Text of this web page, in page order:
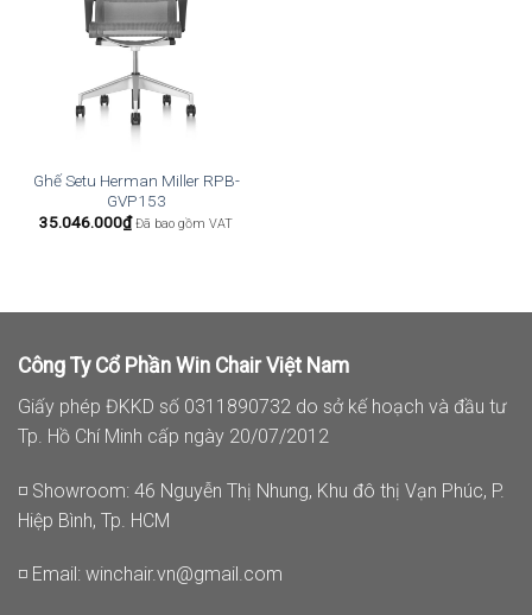
Ghế Setu Herman Miller RPB-
GVP153
35.046.000₫ Đã bao gồm VAT
Công Ty Cổ Phần Win Chair Việt Nam
Giấy phép ĐKKD số 0311890732 do sở kế hoạch và đầu tư
Tp. Hồ Chí Minh cấp ngày 20/07/2012
◽ Showroom: 46 Nguyễn Thị Nhung, Khu đô thị Vạn Phúc, P.
Hiệp Bình, Tp. HCM
◽ Email: winchair.vn@gmail.com